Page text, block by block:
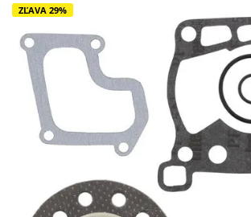
ZĽAVA 29%